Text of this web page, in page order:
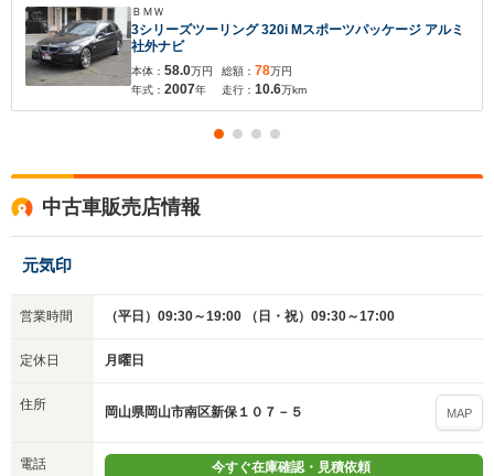
ＢＭＷ
3シリーズツーリング 320i Mスポーツパッケージ アルミ
社外ナビ
本体： 58.0万円
年式： 2007年
総額： 78万円
走行： 10.6万km
中古車販売店情報
元気印
営業時間 （平日）09:30～19:00 （日・祝）09:30～17:00
定休日 月曜日
住所 岡山県岡山市南区新保１０７－５ MAP
電話 今すぐ在庫確認・見積依頼
入力途中の情報を保存しますか？